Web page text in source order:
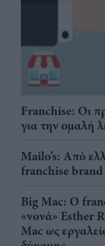
Franchise: Οι
για την ομαλή
Mailo’s: Από
franchise brand
Big Mac: Ο
«νονά» Esther
Mac ως